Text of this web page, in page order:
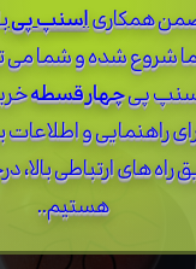
​همکاریاسنپ پی
شروع شده و شما می
پیچهار قسطه
راهنمایی و اطلاعات
راه های ارتباطی بالا،
هستیم..